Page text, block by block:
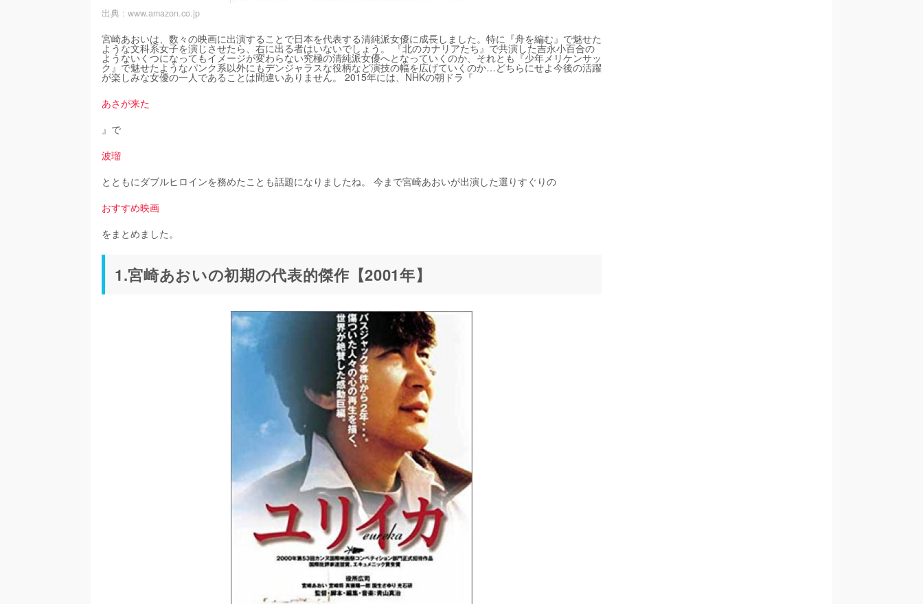
出典 : www.amazon.co.jp
宮崎あおいは、数々の映画に出演することで日本を代表する清純派女優に成長しました。特に『舟を編む』で魅せた
ような文科系女子を演じさせたら、右に出る者はいないでしょう。 『北のカナリアたち』で共演した吉永小百合の
ようないくつになってもイメージが変わらない究極の清純派女優へとなっていくのか、それとも『少年メリケンサッ
ク』で魅せたようなパンク系以外にもデンジャラスな役柄など演技の幅を広げていくのか…どちらにせよ今後の活躍
が楽しみな女優の一人であることは間違いありません。 2015年には、NHKの朝ドラ『
あさが来た
』で
波瑠
とともにダブルヒロインを務めたことも話題になりましたね。 今まで宮崎あおいが出演した選りすぐりの
おすすめ映画
をまとめました。
1.宮崎あおいの初期の代表的傑作【2001年】